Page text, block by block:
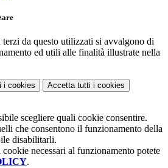
da questo utilizzati si avvalgono di
ed utili alle finalità illustrate nella
i cookies Accetta tutti i cookies
scegliere quali cookie consentire.
che consentono il funzionamento della
disabilitarli.
necessari al funzionamento potete
.